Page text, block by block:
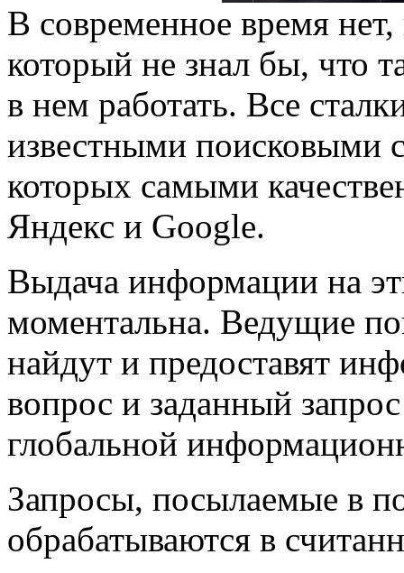
В современное время нет,
который не знал бы, что
в нем работать. Все
известными поисковыми
которых самыми
Яндекс и Google.
Выдача информации на
моментальна. Ведущие
найдут и предоставят
вопрос и заданный
глобальной
Запросы, посылаемые в
обрабатываются в